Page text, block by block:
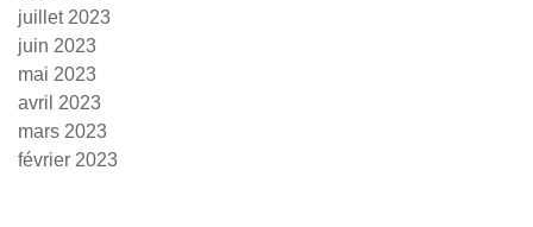
juillet 2023
juin 2023
mai 2023
avril 2023
mars 2023
février 2023